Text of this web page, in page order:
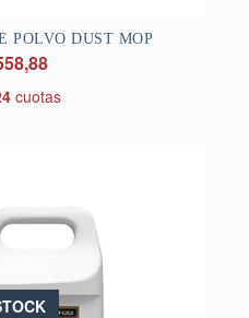
POLVO DUST MOP
cuotas